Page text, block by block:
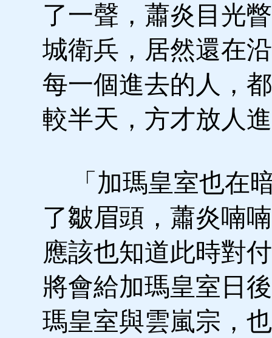
了一聲，蕭炎目光
城衛兵，居然還在
每一個進去的人，
較半天，方才放人
「加瑪皇室也在
了皺眉頭，蕭炎喃
應該也知道此時對
將會給加瑪皇室日
瑪皇室與雲嵐宗，